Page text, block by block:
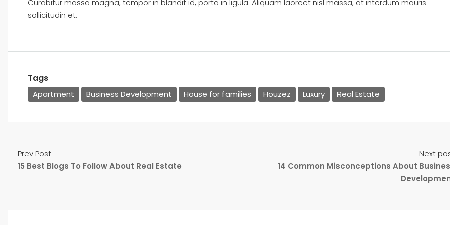
sollicitudin et.
Tags
Apartment Business Development House for families Houzez Luxury Real Estate
Prev Post
15 Best Blogs To Follow About Real Estate
Next
14 Common Misconceptions About